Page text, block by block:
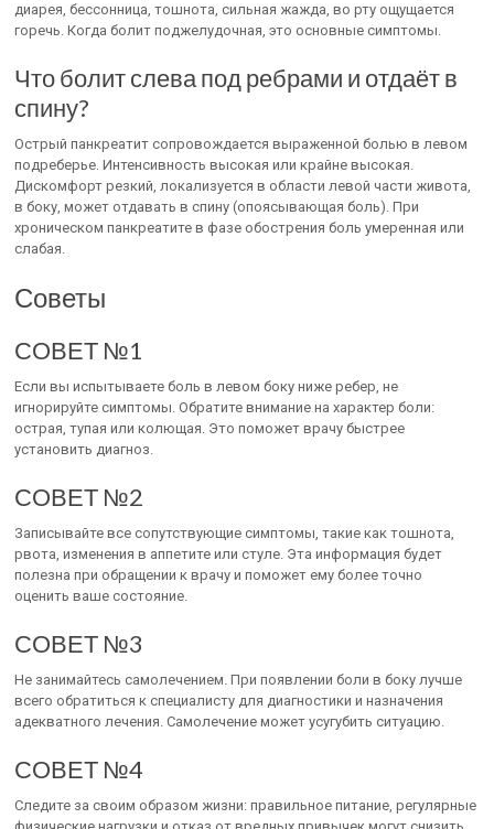
диарея, бессонница, тошнота, сильная жажда, во рту ощущается
горечь. Когда болит поджелудочная, это основные симптомы.
Что болит слева под ребрами и отдаёт в
спину?
Острый панкреатит сопровождается выраженной болью в левом
подреберье. Интенсивность высокая или крайне высокая.
Дискомфорт резкий, локализуется в области левой части живота,
в боку, может отдавать в спину (опоясывающая боль). При
хроническом панкреатите в фазе обострения боль умеренная или
слабая.
Советы
СОВЕТ №1
Если вы испытываете боль в левом боку ниже ребер, не
игнорируйте симптомы. Обратите внимание на характер боли:
острая, тупая или колющая. Это поможет врачу быстрее
установить диагноз.
СОВЕТ №2
Записывайте все сопутствующие симптомы, такие как тошнота,
рвота, изменения в аппетите или стуле. Эта информация будет
полезна при обращении к врачу и поможет ему более точно
оценить ваше состояние.
СОВЕТ №3
Не занимайтесь самолечением. При появлении боли в боку лучше
всего обратиться к специалисту для диагностики и назначения
адекватного лечения. Самолечение может усугубить ситуацию.
СОВЕТ №4
Следите за своим образом жизни: правильное питание, регулярные